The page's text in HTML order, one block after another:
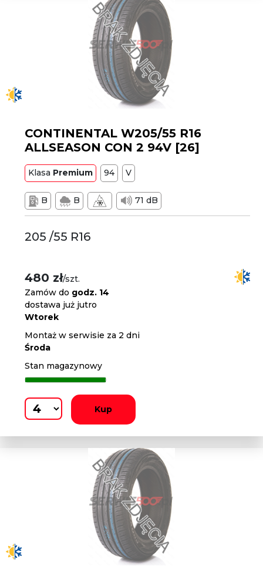
CONTINENTAL W205/55 R16
ALLSEASON CON 2 94V [26]
Klasa Premium 94 V
B B 71 dB
205 /55 R16
480 zł/szt.
Zamów do godz. 14
dostawa już jutro
Wtorek
Montaż w serwisie za 2 dni
Środa
Stan magazynowy
Kup